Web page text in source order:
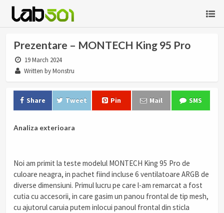
Prezentare – MONTECH King 95 Pro
19 March 2024
Written by Monstru
Share Tweet Pin Mail SMS
Analiza exterioara
Noi am primit la teste modelul MONTECH King 95 Pro de
culoare neagra, in pachet fiind incluse 6 ventilatoare ARGB de
diverse dimensiuni. Primul lucru pe care l-am remarcat a fost
cutia cu accesorii, in care gasim un panou frontal de tip mesh,
cu ajutorul caruia putem inlocui panoul frontal din sticla